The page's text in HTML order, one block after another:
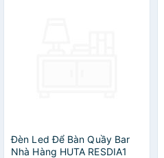
Đèn Led Để Bàn Quầy Bar
Nhà Hàng HUTA RESDIA1